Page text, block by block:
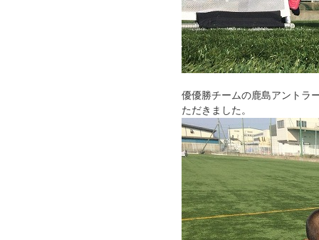
優優勝チームの鹿島アントラ
ただきました。